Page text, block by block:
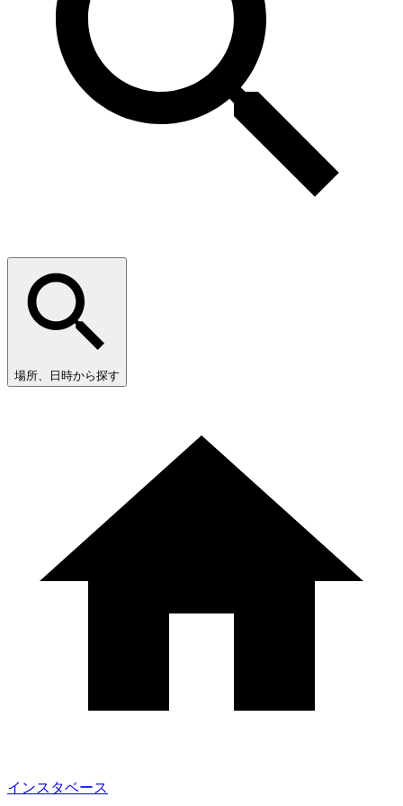
場所、日時から探す
インスタベース